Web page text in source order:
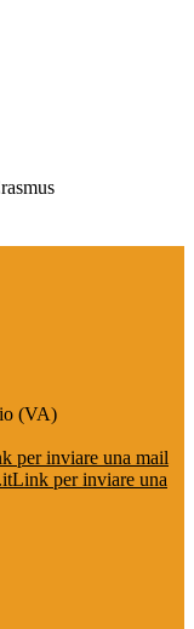
(VA)
per inviare una mail
Link per inviare una